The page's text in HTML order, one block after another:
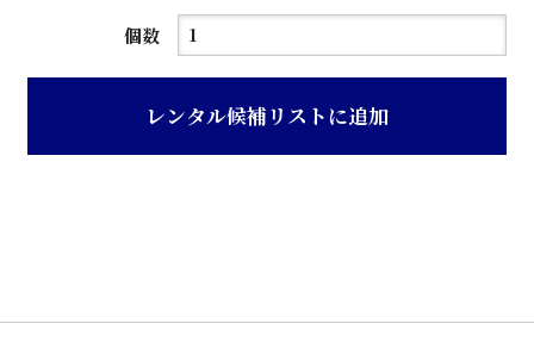
個数
ス
ブ
レンタル候補リストに追加